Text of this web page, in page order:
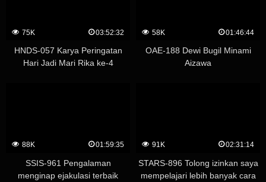
75K 03:52:32
HNDS-057 Karya Peringatan
Hari Jadi Mari Rika ke-4
58K 01:46:44
OAE-188 Dewi Bugil Minami
Aizawa
88K 01:59:35
SSIS-961 Pengalaman
menginap ejakulasi terbaik
91K 02:31:14
STARS-896 Tolong izinkan saya
mempelajari lebih banyak cara